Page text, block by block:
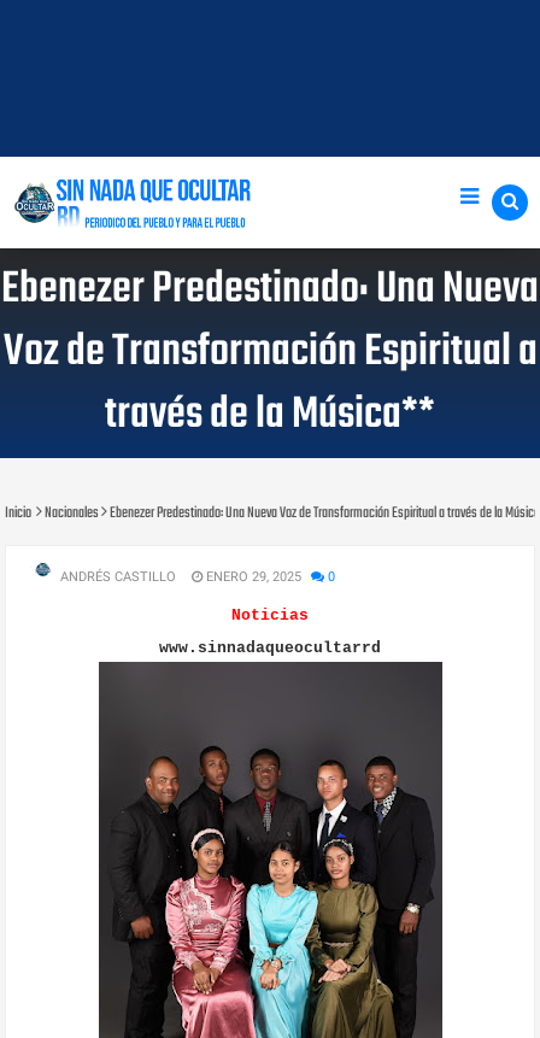
Ebenezer Predestinado: Una Nueva
Voz de Transformación Espiritual a
través de la Música**
Inicio Nacionales Ebenezer Predestinado: Una Nueva Voz de Transformación Espiritual a través de la
ANDRÉS CASTILLO ENERO 29, 2025 0
Noticias
www.sinnadaqueocultarrd